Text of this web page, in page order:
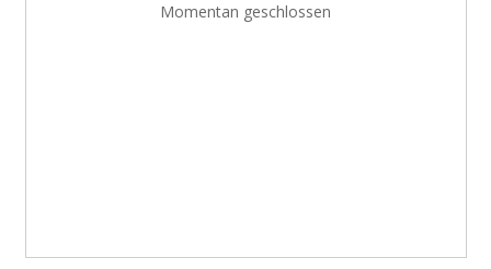
Momentan geschlossen